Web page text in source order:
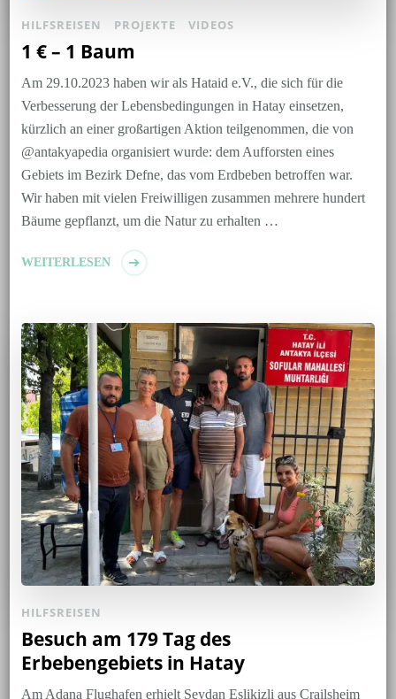
HILFSREISEN PROJEKTE VIDEOS
1 € – 1 Baum
Am 29.10.2023 haben wir als Hataid e.V., die sich für die
Verbesserung der Lebensbedingungen in Hatay einsetzen,
kürzlich an einer großartigen Aktion teilgenommen, die von
@antakyapedia organisiert wurde: dem Aufforsten eines
Gebiets im Bezirk Defne, das vom Erdbeben betroffen war.
Wir haben mit vielen Freiwilligen zusammen mehrere hundert
Bäume gepflanzt, um die Natur zu erhalten …
WEITERLESEN
HILFSREISEN
Besuch am 179 Tag des
Erbebengebiets in Hatay
Am Adana Flughafen erhielt Seydan Eslikizli aus Crailsheim